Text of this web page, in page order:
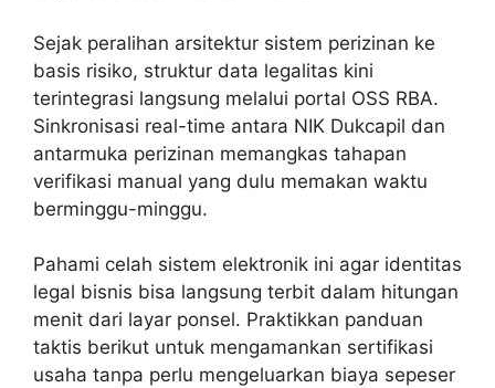
Sejak peralihan arsitektur sistem perizinan ke
basis risiko, struktur data legalitas kini
terintegrasi langsung melalui portal OSS RBA.
Sinkronisasi real-time antara NIK Dukcapil dan
antarmuka perizinan memangkas tahapan
verifikasi manual yang dulu memakan waktu
berminggu-minggu.
Pahami celah sistem elektronik ini agar identitas
legal bisnis bisa langsung terbit dalam hitungan
menit dari layar ponsel. Praktikkan panduan
taktis berikut untuk mengamankan sertifikasi
usaha tanpa perlu mengeluarkan biaya sepeser